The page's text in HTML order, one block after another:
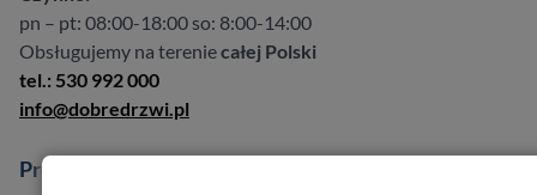
pn – pt: 08:00-18:00 so: 8:00-14:00
Obsługujemy na tereniecałej Polski
tel.: 530 992 000
info@dobredrzwi.pl
Produkty